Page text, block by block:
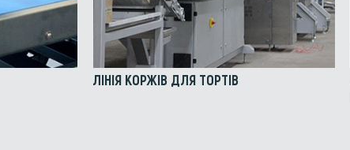
ЛІНІЯ КОРЖІВ ДЛЯ ТОРТІВ